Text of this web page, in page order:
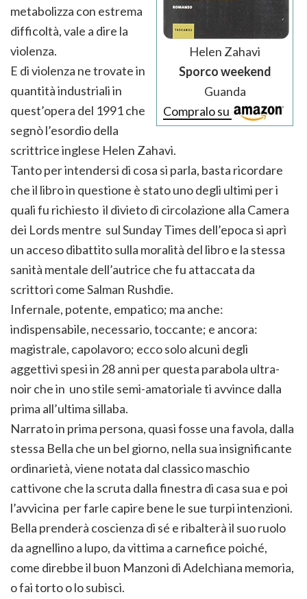
Helen Zahavi
Sporco weekend
Guanda
Compralo su
metabolizza con estrema
difficoltà, vale a dire la
violenza.
E di violenza ne trovate in
quantità industriali in
quest’opera del 1991 che
segnò l’esordio della
scrittrice inglese Helen Zahavi.
Tanto per intendersi di cosa si parla, basta ricordare
che il libro in questione è stato uno degli ultimi per i
quali fu richiesto il divieto di circolazione alla Camera
dei Lords mentre sul Sunday Times dell’epoca si aprì
un acceso dibattito sulla moralità del libro e la stessa
sanità mentale dell’autrice che fu attaccata da
scrittori come Salman Rushdie.
Infernale, potente, empatico; ma anche:
indispensabile, necessario, toccante; e ancora:
magistrale, capolavoro; ecco solo alcuni degli
aggettivi spesi in 28 anni per questa parabola ultra-
noir che in uno stile semi-amatoriale ti avvince dalla
prima all’ultima sillaba.
Narrato in prima persona, quasi fosse una favola, dalla
stessa Bella che un bel giorno, nella sua insignificante
ordinarietà, viene notata dal classico maschio
cattivone che la scruta dalla finestra di casa sua e poi
l’avvicina per farle capire bene le sue turpi intenzioni.
Bella prenderà coscienza di sé e ribalterà il suo ruolo
da agnellino a lupo, da vittima a carnefice poiché,
come direbbe il buon Manzoni di Adelchiana memoria,
o fai torto o lo subisci.